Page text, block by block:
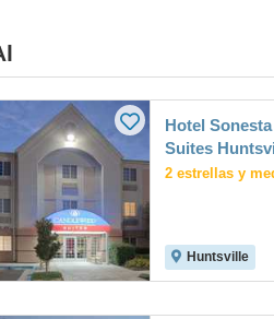
Hotel
Suites
Research
2 estrellas y
Huntsville